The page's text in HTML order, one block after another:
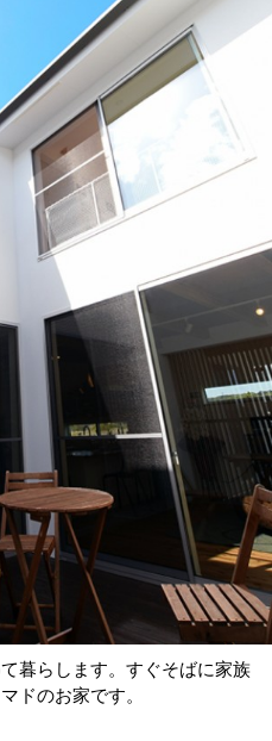
暮らします。すぐそばに家族
ドのお家です。